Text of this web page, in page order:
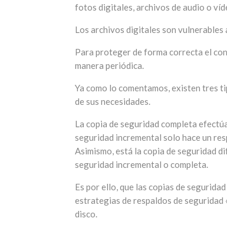
fotos digitales, archivos de audio o
Los archivos digitales son
Para proteger de forma correcta el
manera periódica.
Ya como lo comentamos, existen tres
de sus necesidades.
La copia de seguridad completa
seguridad incremental solo hace un
Asimismo, está la copia de seguridad
seguridad incremental o completa.
Es por ello, que las copias de
estrategias de respaldos de
disco.